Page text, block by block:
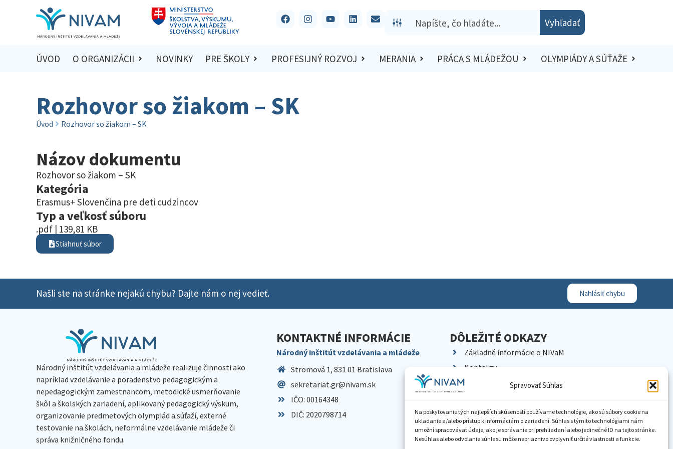
Spravovať Súhlas
Na poskytovanie tých najlepších skúseností používame technológie, ako sú súbory cookie na
ukladanie a/alebo prístup k informáciám o zariadení. Súhlas s týmito technológiami nám
umožní spracovávať údaje, ako je správanie pri prehliadaní alebo jedinečné ID na tejto stránke.
Nesúhlas alebo odvolanie súhlasu môže nepriaznivo ovplyvniť určité vlastnosti a funkcie.
Vyhľadať
ÚVOD O ORGANIZÁCII NOVINKY PRE ŠKOLY PROFESIJNÝ ROZVOJ MERANIA PRÁCA S MLÁDEŽOU OLYMPIÁDY A SÚŤAŽE
Rozhovor so žiakom – SK
Úvod Rozhovor so žiakom – SK
Názov dokumentu
Rozhovor so žiakom – SK
Kategória
Erasmus+ Slovenčina pre deti cudzincov
Typ a veľkosť súboru
.pdf | 139,81 KB
Stiahnuť súbor
Našli ste na stránke nejakú chybu? Dajte nám o nej vedieť. Nahlásiť chybu
Národný inštitút vzdelávania a mládeže realizuje činnosti ako
napríklad vzdelávanie a poradenstvo pedagogickým a
nepedagogickým zamestnancom, metodické usmerňovanie
škôl a školských zariadení, aplikovaný pedagogický výskum,
organizovanie predmetových olympiád a súťaží, externé
testovanie na školách, neformálne vzdelávanie mládeže či
správa knižničného fondu.
KONTAKTNÉ INFORMÁCIE
Národný inštitút vzdelávania a mládeže
Stromová 1, 831 01 Bratislava
sekretariat.gr@nivam.sk
IČO: 00164348
DIČ: 2020798714
DÔLEŽITÉ ODKAZY
Základné informácie o NIVaM
Kontakty
Kariéra
Pracoviská NIVaM
Dokumenty inštitúcie
Knižnica